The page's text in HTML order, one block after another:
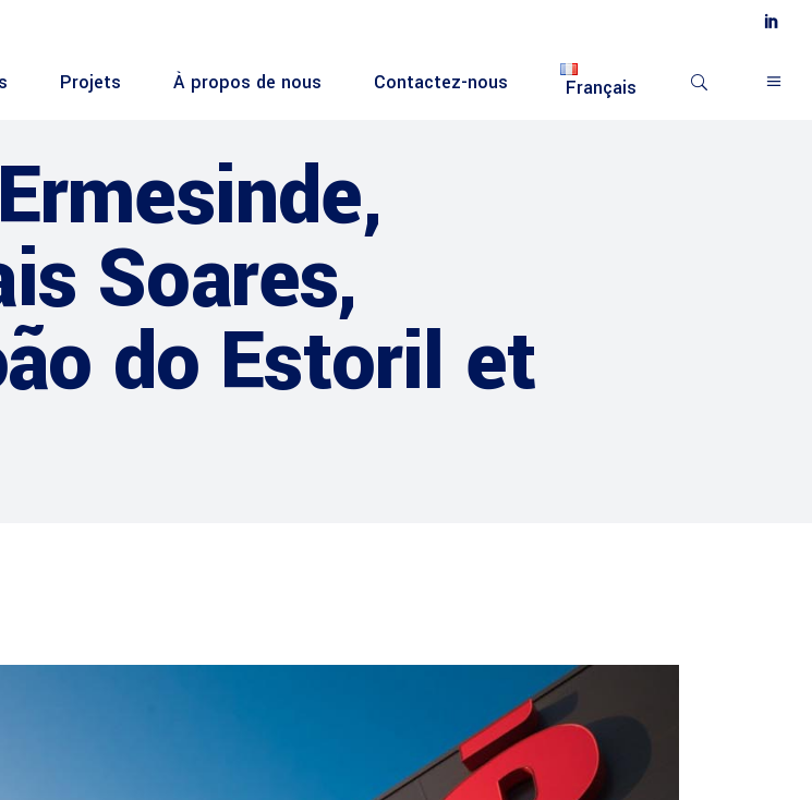
Projets À propos de nous Contactez-nous Français
Soares,
do Estoril et